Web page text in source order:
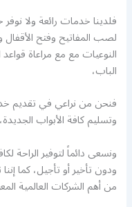
فلدينا خدمات رائعة ولا
لصب المفاتيح وفتح
النوعيات مع مع مراعاة
الباب،
فنحن من نراعي في تقديم
وتسليم كافة الأبواب الجديدة،
ونسعى دائماً لتوفير الراحة
ودون تأخير أو تأجيل، كما
من أهم الشركات العالمية